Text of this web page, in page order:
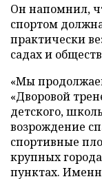
Он напомнил,
спортом
практически
садах и
«Мы
«Дворовой
детского,
возрождение
спортивные
крупных
пунктах.